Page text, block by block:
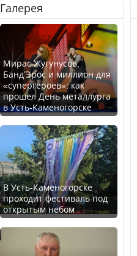
Қазақстан Орталық Азия
елдері арасында әл-ауқат
индексінде көш бастады
Казахстан возглавил
рейтинг благополучия
среди стран Центральной
Азии
Будут ли представлены
интересы регионов в
Курултае?
Галерея
Мирас Жугунусов,
Банд’Эрос и миллион для
«супергероев»: как
прошел День металлурга
в Усть-Каменогорске
В Усть-Каменогорске
проходит фестиваль под
открытым небом